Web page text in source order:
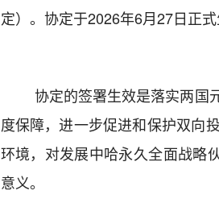
定）。协定于2026年6月27日正式
协定的签署生效是落实两国
度保障，进一步促进和保护双向
环境，对发展中哈永久全面战略
意义。